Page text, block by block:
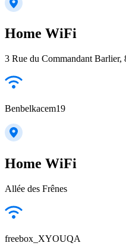
Home WiFi
3 Rue du Commandant Barlier,
Benbelkacem19
Home WiFi
Allée des Frênes
freebox_XYOUQA